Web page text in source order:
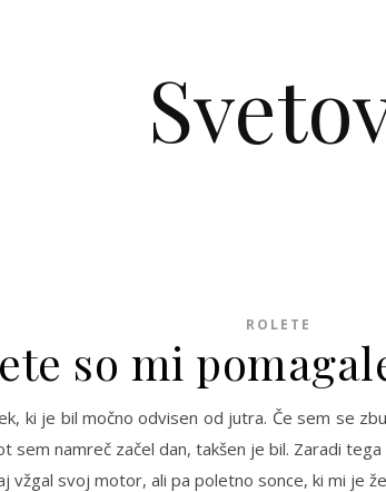
ROLETE
so mi
ki je bil močno odvisen od jutra. Če sem se
sem namreč začel dan, takšen je bil. Zaradi
vžgal svoj motor, ali pa poletno sonce, ki mi je